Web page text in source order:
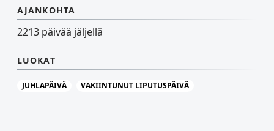
AJANKOHTA
2213 päivää jäljellä
LUOKAT
JUHLAPÄIVÄ VAKIINTUNUT LIPUTUSPÄIVÄ